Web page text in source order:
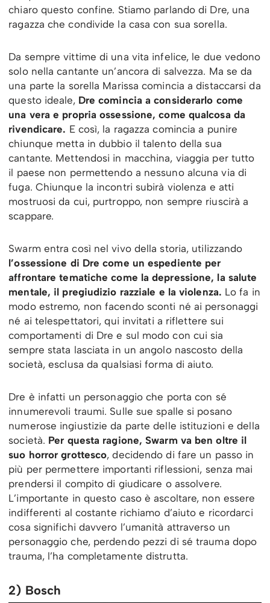
chiaro questo confine. Stiamo parlando di Dre, una
ragazza che condivide la casa con sua sorella.
Da sempre vittime di una vita infelice, le due vedono
solo nella cantante un’ancora di salvezza. Ma se da
una parte la sorella Marissa comincia a distaccarsi da
questo ideale, Dre comincia a considerarlo come
una vera e propria ossessione, come qualcosa da
rivendicare. E così, la ragazza comincia a punire
chiunque metta in dubbio il talento della sua
cantante. Mettendosi in macchina, viaggia per tutto
il paese non permettendo a nessuno alcuna via di
fuga. Chiunque la incontri subirà violenza e atti
mostruosi da cui, purtroppo, non sempre riuscirà a
scappare.
Swarm entra così nel vivo della storia, utilizzando
l’ossessione di Dre come un espediente per
affrontare tematiche come la depressione, la salute
mentale, il pregiudizio razziale e la violenza. Lo fa in
modo estremo, non facendo sconti né ai personaggi
né ai telespettatori, qui invitati a riflettere sui
comportamenti di Dre e sul modo con cui sia
sempre stata lasciata in un angolo nascosto della
società, esclusa da qualsiasi forma di aiuto.
Dre è infatti un personaggio che porta con sé
innumerevoli traumi. Sulle sue spalle si posano
numerose ingiustizie da parte delle istituzioni e della
società. Per questa ragione, Swarm va ben oltre il
suo horror grottesco, decidendo di fare un passo in
più per permettere importanti riflessioni, senza mai
prendersi il compito di giudicare o assolvere.
L’importante in questo caso è ascoltare, non essere
indifferenti al costante richiamo d’aiuto e ricordarci
cosa significhi davvero l’umanità attraverso un
personaggio che, perdendo pezzi di sé trauma dopo
trauma, l’ha completamente distrutta.
2) Bosch